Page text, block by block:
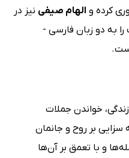
کرده و الهام صیفی نیز در
به دو زبان فارسی -
خواندن جملات
سزایی بر روح و جانمان
و با تعمق بر آن‌ها